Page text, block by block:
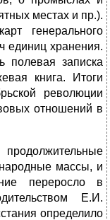
местах и пр.).
генерального
единиц хранения.
полевая записка
книга. Итоги
революции
отношений в
продолжительные
массы, и
переросло в
Е.И.
определило